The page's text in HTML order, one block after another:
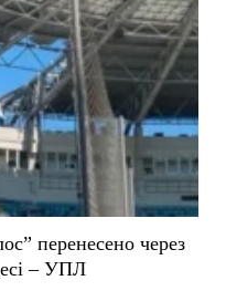
перенесено через
– УПЛ